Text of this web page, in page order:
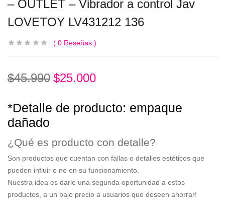
– OUTLET – Vibrador a control Jav
LOVETOY LV431212 136
0 Reseñas
$45.990 $25.000
*Detalle de producto: empaque
dañado
¿Qué es producto con detalle?
Son productos que cuentan con fallas o detalles estéticos que
pueden influir o no en su funcionamiento.
Nuestra idea es darle una segunda oportunidad a estos
productos, a un bajo precio a usuarios que deseen ahorrar!